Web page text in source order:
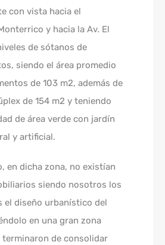
con vista hacia el
y hacia la Av. El
de sótanos de
siendo el área promedio
de 103 m2, además de
de 154 m2 y teniendo
de área verde con jardín
y artificial.
en dicha zona, no existían
siendo nosotros los
el diseño urbanístico del
en una gran zona
terminaron de consolidar